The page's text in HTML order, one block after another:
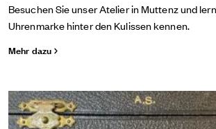
Besuchen Sie unser Atelier in Muttenz und
Uhrenmarke hinter den Kulissen kennen.
Mehr dazu